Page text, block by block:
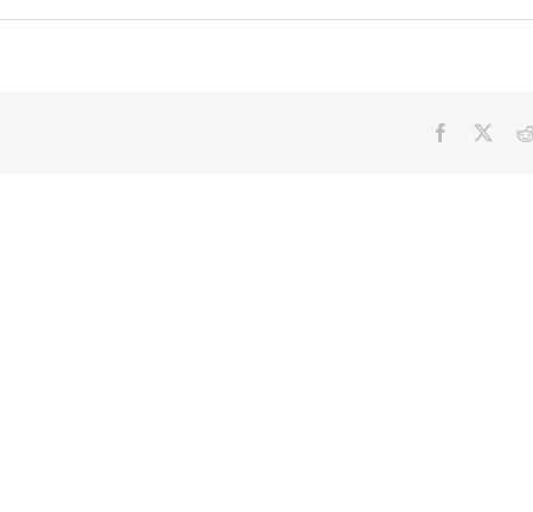
Facebook